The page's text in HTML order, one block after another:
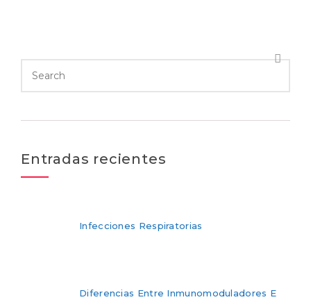
Entradas recientes
Infecciones Respiratorias
Diferencias Entre Inmunomoduladores E